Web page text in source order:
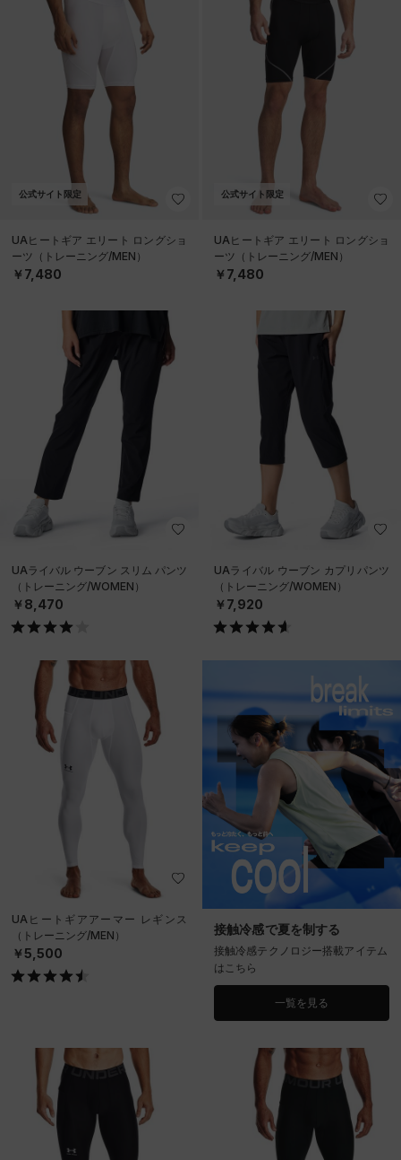
公式サイト限定
UAヒートギア エリート ロングショ
ーツ（トレーニング/MEN）
￥7,480
公式サイト限定
UAヒートギア エリート ロングショ
ーツ（トレーニング/MEN）
￥7,480
UAライバル ウーブン スリム パンツ
（トレーニング/WOMEN）
￥8,470
UAライバル ウーブン カプリパンツ
（トレーニング/WOMEN）
￥7,920
UAヒートギアアーマー レギンス
（トレーニング/MEN）
￥5,500
接触冷感で夏を制する
接触冷感テクノロジー搭載アイテム
はこちら
一覧を見る